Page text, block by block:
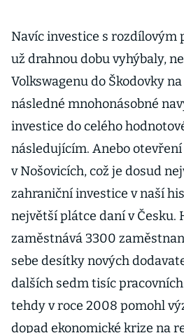
Navíc investice s rozdílovým
už drahnou dobu vyhýbaly,
Volkswagenu do Škodovky
následné mnohonásobné
investice do celého
následujícím. Anebo
v Nošovicích, což je dosud
zahraniční investice v naší
největší plátce daní v Česku.
zaměstnává 3300
sebe desítky nových
dalších sedm tisíc
tehdy v roce 2008 pomohl
dopad ekonomické krize na